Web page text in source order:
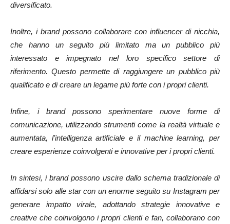
diversificato.
Inoltre, i brand possono collaborare con influencer di nicchia,
che hanno un seguito più limitato ma un pubblico più
interessato e impegnato nel loro specifico settore di
riferimento. Questo permette di raggiungere un pubblico più
qualificato e di creare un legame più forte con i propri clienti.
Infine, i brand possono sperimentare nuove forme di
comunicazione, utilizzando strumenti come la realtà virtuale e
aumentata, l’intelligenza artificiale e il machine learning, per
creare esperienze coinvolgenti e innovative per i propri clienti.
In sintesi, i brand possono uscire dallo schema tradizionale di
affidarsi solo alle star con un enorme seguito su Instagram per
generare impatto virale, adottando strategie innovative e
creative che coinvolgono i propri clienti e fan, collaborano con